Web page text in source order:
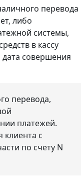
перевода
либо
системы,
в кассу
совершения
перевода,
платежей.
с
по счету N